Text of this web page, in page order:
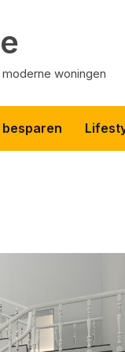
woningen
besparen